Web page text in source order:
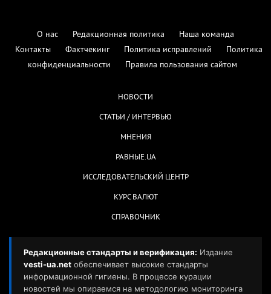
О нас Редакционная политика
Наша команда
Контакты
Фактчекинг Политика исправлений
Политика
конфиденциальности
Правила пользования сайтом
НОВОСТИ
СТАТЬИ / ИНТЕРВЬЮ
МНЕНИЯ
РАВНЫЕ.UA
ИССЛЕДОВАТЕЛЬСКИЙ ЦЕНТР
КУРС ВАЛЮТ
СПРАВОЧНИК
Редакционные стандарты и верификация: Издание
vesti-ua.net обеспечивает высокие стандарты
информационной гигиены. В процессе курации
новостей мы опираемся на методологию мониторинга